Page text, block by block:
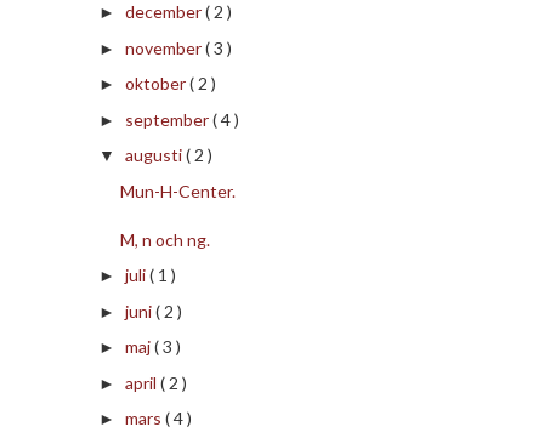
► december( 2 )
► november( 3 )
► oktober( 2 )
► september( 4 )
▼ augusti( 2 )
Mun-H-Center.
M, n och ng.
► juli( 1 )
► juni( 2 )
► maj( 3 )
► april ( 2 )
► mars ( 4 )